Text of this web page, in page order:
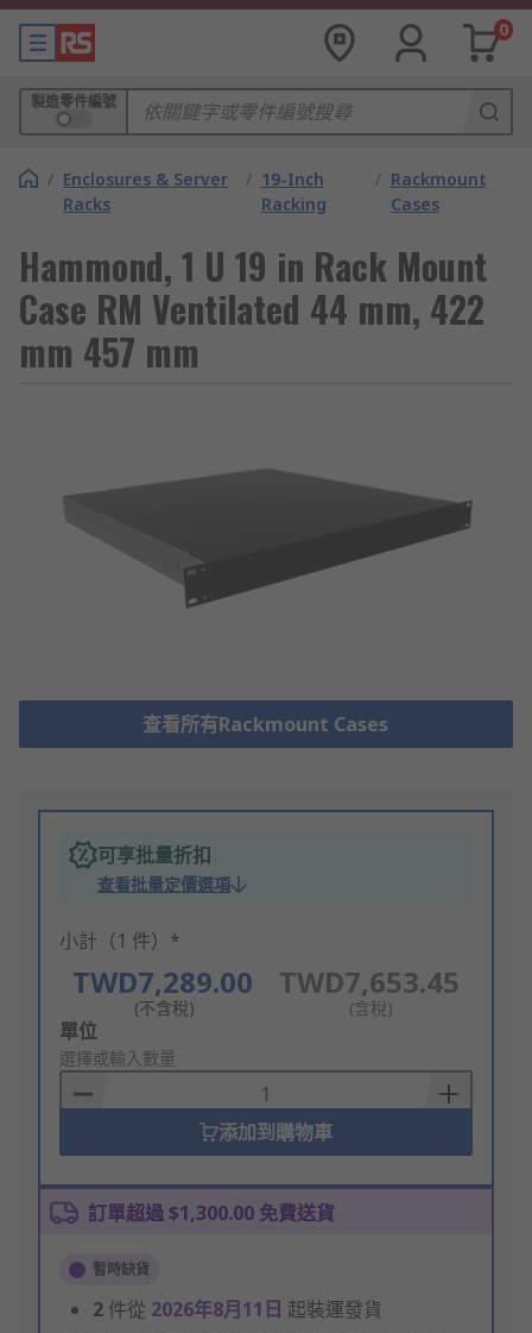
0
製造零件編號
/ Enclosures & Server
Racks
/ 19-Inch
Racking
/ Rackmount
Cases
Hammond, 1 U 19 in Rack Mount
Case RM Ventilated 44 mm, 422
mm 457 mm
查看所有Rackmount Cases
可享批量折扣
查看批量定價選項
小計（1 件）*
TWD7,289.00
(不含稅)
TWD7,653.45
(含稅)
Add
to
Basket
單位
選擇或輸入數量
添加到購物車
訂單超過 $1,300.00 免費送貨
暫時缺貨
2 件從 2026年8月11日 起裝運發貨